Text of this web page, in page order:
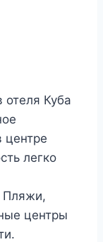
Куба
центре
легко
Пляжи,
центры